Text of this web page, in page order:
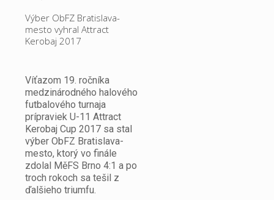
Výber ObFZ Bratislava-
mesto vyhral Attract
Kerobaj 2017
Víťazom 19. ročníka
medzinárodného halového
futbalového turnaja
prípraviek U-11 Attract
Kerobaj Cup 2017 sa stal
výber ObFZ Bratislava-
mesto, ktorý vo finále
zdolal MěFS Brno 4:1 a po
troch rokoch sa tešil z
ďalšieho triumfu.